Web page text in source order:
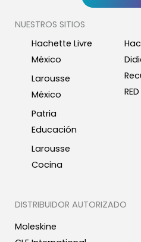
NUESTROS SITIOS
Hachette Livre
México
Larousse
México
Patria
Educación
Larousse
Cocina
DISTRIBUIDOR AUTORIZADO
Moleskine